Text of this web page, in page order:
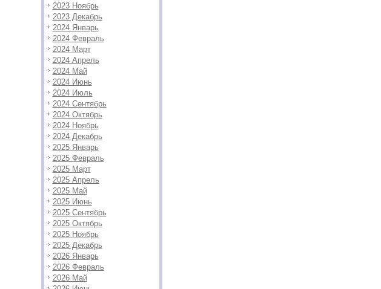
2023 Ноябрь
2023 Декабрь
2024 Январь
2024 Февраль
2024 Март
2024 Апрель
2024 Май
2024 Июнь
2024 Июль
2024 Сентябрь
2024 Октябрь
2024 Ноябрь
2024 Декабрь
2025 Январь
2025 Февраль
2025 Март
2025 Апрель
2025 Май
2025 Июнь
2025 Сентябрь
2025 Октябрь
2025 Ноябрь
2025 Декабрь
2026 Январь
2026 Февраль
2026 Май